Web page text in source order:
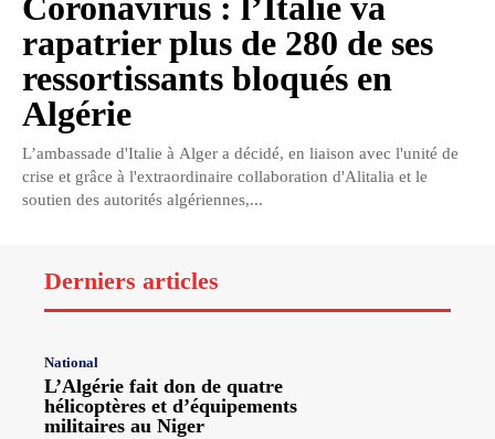
Coronavirus : l’Italie va
rapatrier plus de 280 de ses
ressortissants bloqués en
Algérie
L’ambassade d'Italie à Alger a décidé, en liaison avec l'unité de
crise et grâce à l'extraordinaire collaboration d'Alitalia et le
soutien des autorités algériennes,...
Derniers articles
National
L’Algérie fait don de quatre
hélicoptères et d’équipements
militaires au Niger